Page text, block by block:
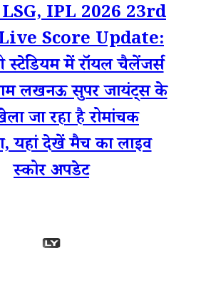
IPL 2026 23rd
Score Update:
स्टेडियम में रॉयल चैलेंजर्स
लखनऊ सुपर जायंट्स के
जा रहा है रोमांचक
यहां देखें मैच का लाइव
स्कोर अपडेट